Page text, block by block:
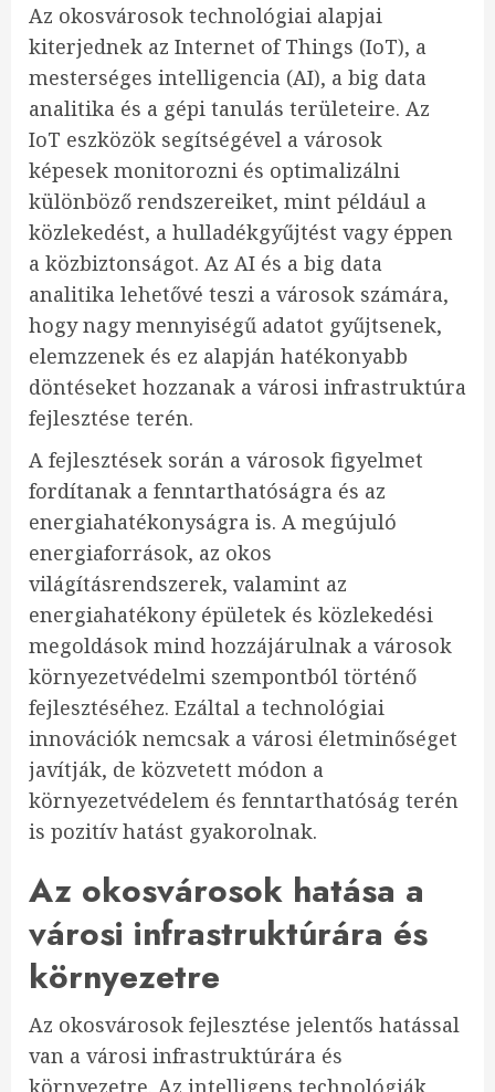
Az okosvárosok technológiai alapjai
kiterjednek az Internet of Things (IoT), a
mesterséges intelligencia (AI), a big data
analitika és a gépi tanulás területeire. Az
IoT eszközök segítségével a városok
képesek monitorozni és optimalizálni
különböző rendszereiket, mint például a
közlekedést, a hulladékgyűjtést vagy éppen
a közbiztonságot. Az AI és a big data
analitika lehetővé teszi a városok számára,
hogy nagy mennyiségű adatot gyűjtsenek,
elemzzenek és ez alapján hatékonyabb
döntéseket hozzanak a városi infrastruktúra
fejlesztése terén.
A fejlesztések során a városok figyelmet
fordítanak a fenntarthatóságra és az
energiahatékonyságra is. A megújuló
energiaforrások, az okos
világításrendszerek, valamint az
energiahatékony épületek és közlekedési
megoldások mind hozzájárulnak a városok
környezetvédelmi szempontból történő
fejlesztéséhez. Ezáltal a technológiai
innovációk nemcsak a városi életminőséget
javítják, de közvetett módon a
környezetvédelem és fenntarthatóság terén
is pozitív hatást gyakorolnak.
Az okosvárosok hatása a
városi infrastruktúrára és
környezetre
Az okosvárosok fejlesztése jelentős hatással
van a városi infrastruktúrára és
környezetre. Az intelligens technológiák